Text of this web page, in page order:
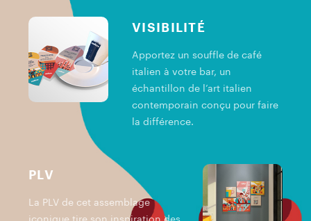
VISIBILITÉ
Apportez un souffle de café
italien à votre bar, un
échantillon de l’art italien
contemporain conçu pour faire
la différence.
PLV
La PLV de cet assemblage